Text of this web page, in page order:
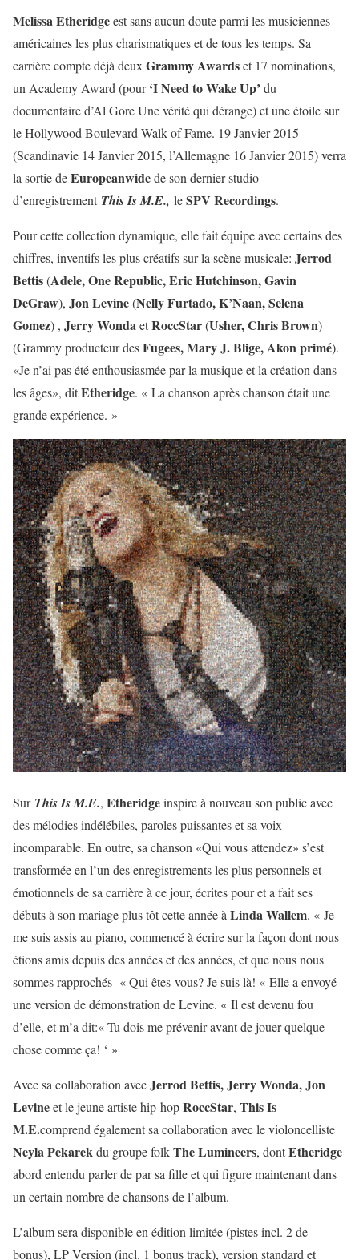
Melissa Etheridgeest sans aucun doute parmi les musiciennes
américaines les plus charismatiques et de tous les temps. Sa
carrière compte déjà deux Grammy Awardset 17 nominations,
un Academy Award (pour‘I Need to Wake Up’ du
documentaire d’Al Gore Une vérité qui dérange) et une étoile sur
le Hollywood Boulevard Walk of Fame. 19 Janvier 2015
(Scandinavie 14 Janvier 2015, l’Allemagne 16 Janvier 2015) verra
la sortie deEuropeanwidede son dernier studio
d’enregistrement This Is M.E., leSPV Recordings.
Pour cette collection dynamique, elle fait équipe avec certains des
chiffres, inventifs les plus créatifs sur la scène musicale: Jerrod
Bettis(Adele, One Republic, Eric Hutchinson, Gavin
DeGraw), Jon Levine(Nelly Furtado, K’Naan, Selena
Gomez) , Jerry WondaetRoccStar(Usher, Chris Brown)
(Grammy producteur desFugees, Mary J. Blige, Akon primé).
«Je n’ai pas été enthousiasmée par la musique et la création dans
les âges», ditEtheridge. « La chanson après chanson était une
grande expérience. »
Sur This Is M.E., Etheridgeinspire à nouveau son public avec
des mélodies indélébiles, paroles puissantes et sa voix
incomparable. En outre, sa chanson «Qui vous attendez» s’est
transformée en l’un des enregistrements les plus personnels et
émotionnels de sa carrière à ce jour, écrites pour et a fait ses
débuts à son mariage plus tôt cette année à Linda Wallem. « Je
me suis assis au piano, commencé à écrire sur la façon dont nous
étions amis depuis des années et des années, et que nous nous
sommes rapprochés « Qui êtes-vous? Je suis là! « Elle a envoyé
une version de démonstration de Levine. « Il est devenu fou
d’elle, et m’a dit:« Tu dois me prévenir avant de jouer quelque
chose comme ça! ‘ »
Avec sa collaboration avecJerrod Bettis, Jerry Wonda, Jon
Levineet le jeune artiste hip-hopRoccStar, This Is
M.E.comprend également sa collaboration avec le violoncelliste
Neyla Pekarekdu groupe folkThe Lumineers, dontEtheridge
abord entendu parler de par sa fille et qui figure maintenant dans
un certain nombre de chansons de l’album.
L’album sera disponible en édition limitée (pistes incl. 2 de
bonus), LP Version (incl. 1 bonus track), version standard et